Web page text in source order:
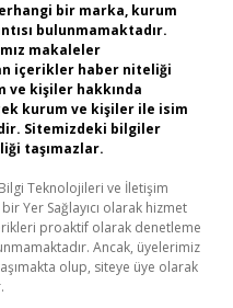
bir marka, kurum
bulunmamaktadır.
makaleler
içerikler haber niteliği
ve kişiler hakkında
kurum ve kişiler ile isim
Sitemizdeki bilgiler
taşımazlar.
Teknolojileri ve İletişim
Yer Sağlayıcı olarak hizmet
proaktif olarak denetleme
Ancak, üyelerimiz
olup, siteye üye olarak